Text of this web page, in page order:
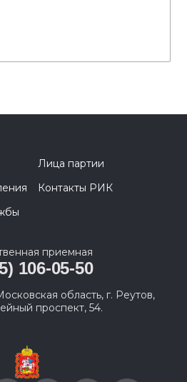
Лица партии
Контакты РИК
приемная
106-05-50
область, г. Реутов,
проспект, 54.